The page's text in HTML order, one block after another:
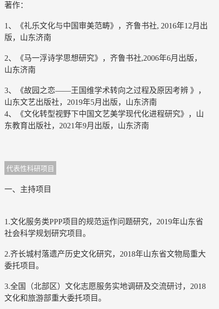
著作：
1、《礼乐文化与中国审美范畴》，齐鲁书社, 2016年12月出
版，山东济南
2、《马一浮诗学思想研究》，齐鲁书社,2006年6月出版，
山东济南
3、《故园之恋——王国维学术转向之过程及原因考辨 》，
山东文艺出版社，2019年5月出版，山东济南
4、《文化转型视野下中国文艺美学现代化进程研究》，山
东教育出版社，2021年9月出版，山东济南
代表性科研项目
一、主持项目
1.文化服务类PPP项目的规范运作问题研究，2019年山东省
社会科学规划研究项目。
2.齐长城村落遗产历史文化研究，2018年山东省文物局重大
委托项目。
3.全国（北部区）文化志愿服务实地调研及交流研讨，2018
文化和旅游部重大委托项目。